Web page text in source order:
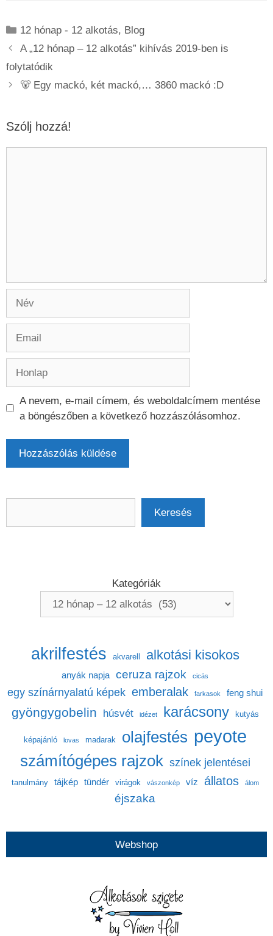
Kategória
12 hónap - 12 alkotás, Blog
A „12 hónap – 12 alkotás” kihívás 2019-ben is
folytatódik
🐻 Egy mackó, két mackó,… 3860 mackó :D
Szólj hozzá!
A nevem, e-mail címem, és weboldalcímem mentése
a böngészőben a következő hozzászólásomhoz.
Keresés
Kategóriák
akrilfestés akvarell alkotási kisokos
anyák napja ceruza rajzok cicás
egy színárnyalatú képek emberalak farkasok feng shui
gyöngygobelin húsvét idézet karácsony kutyás
képajánló lovas madarak olajfestés peyote
számítógépes rajzok színek jelentései
tanulmány tájkép tündér virágok vászonkép víz állatos álom
éjszaka
Webshop